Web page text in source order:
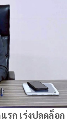
รก เร่งปลดล็อก